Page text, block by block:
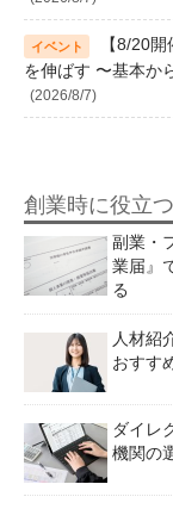
【8/20
を伸ばす 〜基本か
(2026/8/7)
創業時に役立
副業・
業届』
る
人材紹
おすす
ダイレ
機関の